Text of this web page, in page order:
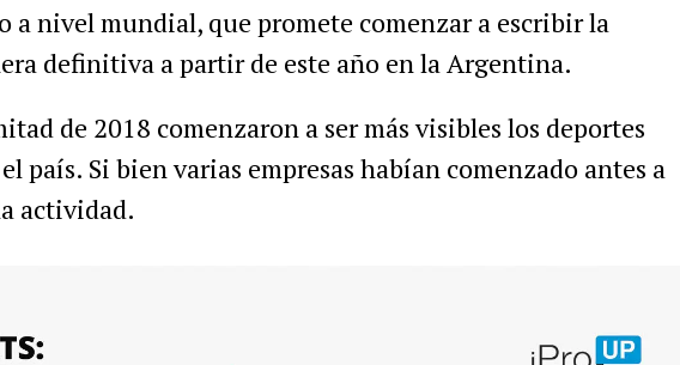
anivelmundial, que promete comenzar a escribirla
definitiva apartir de este año enlaArgentina.
de 2018 comenzaron a sermásvisibles los deportes
elpaís. Si bienvarias empresas habían comenzado antes a
actividad.